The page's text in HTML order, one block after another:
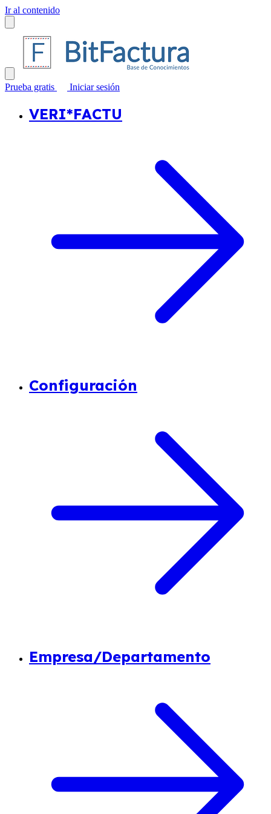
Ir al contenido
Prueba gratis Iniciar sesión
VERI*FACTU
Configuración
Empresa/Departamento